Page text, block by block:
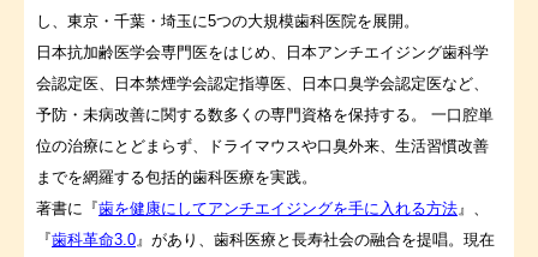
し、東京・千葉・埼玉に5つの大規模歯科医院を展開。
日本抗加齢医学会専門医をはじめ、日本アンチエイジング歯科学
会認定医、日本禁煙学会認定指導医、日本口臭学会認定医など、
予防・未病改善に関する数多くの専門資格を保持する。 一口腔単
位の治療にとどまらず、ドライマウスや口臭外来、生活習慣改善
までを網羅する包括的歯科医療を実践。
著書に『歯を健康にしてアンチエイジングを手に入れる方法 』、
『歯科革命3.0 』があり、歯科医療と長寿社会の融合を提唱。現在